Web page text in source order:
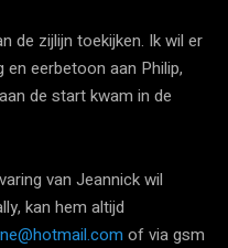
de zijlijn toekijken. Ik wil er
eerbetoon aan Philip,
de start kwam in de
van Jeannick wil
kan hem altijd
of via gsm